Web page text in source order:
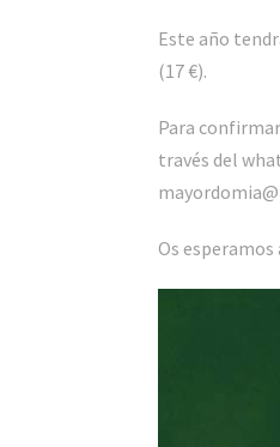
Este año
(17 €).
Para
través del
Os